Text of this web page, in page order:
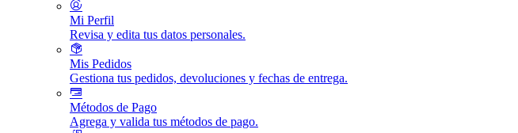
Mi Perfil
Revisa y edita tus datos personales.
Mis Pedidos
Gestiona tus pedidos, devoluciones y fechas de entrega.
Métodos de Pago
Agrega y valida tus métodos de pago.